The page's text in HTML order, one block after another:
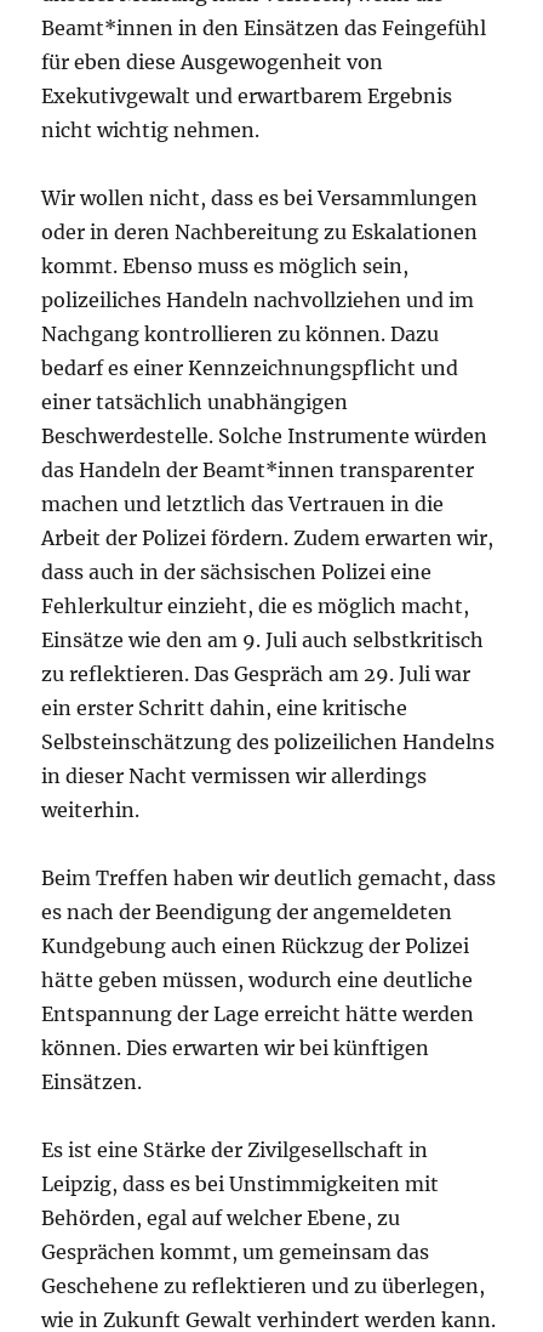
Beamt*innen in den Einsätzen das Feingefühl
für eben diese Ausgewogenheit von
Exekutivgewalt und erwartbarem Ergebnis
nicht wichtig nehmen.
Wir wollen nicht, dass es bei Versammlungen
oder in deren Nachbereitung zu Eskalationen
kommt. Ebenso muss es möglich sein,
polizeiliches Handeln nachvollziehen und im
Nachgang kontrollieren zu können. Dazu
bedarf es einer Kennzeichnungspflicht und
einer tatsächlich unabhängigen
Beschwerdestelle. Solche Instrumente würden
das Handeln der Beamt*innen transparenter
machen und letztlich das Vertrauen in die
Arbeit der Polizei fördern. Zudem erwarten wir,
dass auch in der sächsischen Polizei eine
Fehlerkultur einzieht, die es möglich macht,
Einsätze wie den am 9. Juli auch selbstkritisch
zu reflektieren. Das Gespräch am 29. Juli war
ein erster Schritt dahin, eine kritische
Selbsteinschätzung des polizeilichen Handelns
in dieser Nacht vermissen wir allerdings
weiterhin.
Beim Treffen haben wir deutlich gemacht, dass
es nach der Beendigung der angemeldeten
Kundgebung auch einen Rückzug der Polizei
hätte geben müssen, wodurch eine deutliche
Entspannung der Lage erreicht hätte werden
können. Dies erwarten wir bei künftigen
Einsätzen.
Es ist eine Stärke der Zivilgesellschaft in
Leipzig, dass es bei Unstimmigkeiten mit
Behörden, egal auf welcher Ebene, zu
Gesprächen kommt, um gemeinsam das
Geschehene zu reflektieren und zu überlegen,
wie in Zukunft Gewalt verhindert werden kann.